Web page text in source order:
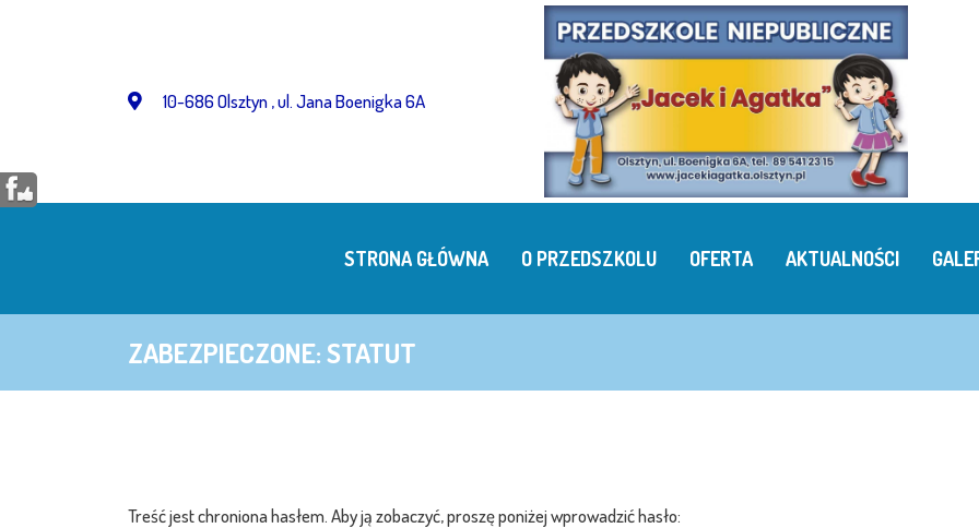
10-686 Olsztyn , ul. Jana Boenigka 6A
STRONA GŁÓWNA O PRZEDSZKOLU OFERTA AKTUALNOŚCI
ZABEZPIECZONE: STATUT
Treść jest chroniona hasłem. Aby ją zobaczyć, proszę poniżej wprowadzić hasło: